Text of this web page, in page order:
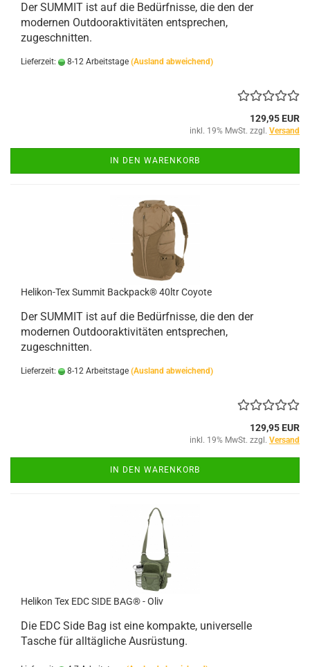
Der SUMMIT ist auf die Bedürfnisse, die den der
modernen Outdooraktivitäten entsprechen,
zugeschnitten.
Lieferzeit: 8-12 Arbeitstage (Ausland abweichend)
129,95 EUR
inkl. 19% MwSt. zzgl. Versand
IN DEN WARENKORB
Helikon-Tex Summit Backpack® 40ltr Coyote
Der SUMMIT ist auf die Bedürfnisse, die den der
modernen Outdooraktivitäten entsprechen,
zugeschnitten.
Lieferzeit: 8-12 Arbeitstage (Ausland abweichend)
129,95 EUR
inkl. 19% MwSt. zzgl. Versand
IN DEN WARENKORB
Helikon Tex EDC SIDE BAG® - Oliv
Die EDC Side Bag ist eine kompakte, universelle
Tasche für alltägliche Ausrüstung.